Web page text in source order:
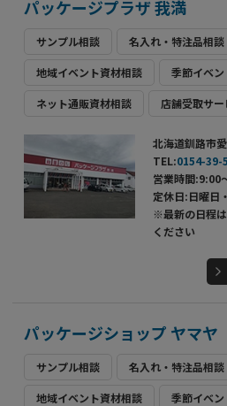
パッケージプラザ 我満
サンプル相談 名入れ・特注品相談
地域イベント資材相談 季節イベ
ネット通販資材相談 店舗受取サー
北海道釧路市
TEL:0154-39-
営業時間:9:00
定休日:日曜日
※最新の日程
ください
パッケージショップ ヤマヤ
サンプル相談 名入れ・特注品相談
地域イベント資材相談 季節イベ